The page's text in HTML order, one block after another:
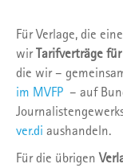
Für Verlage, die
wirTarifverträge
die wir –
im MVFP – auf
ver.di aushandeln.
Für die übrigen